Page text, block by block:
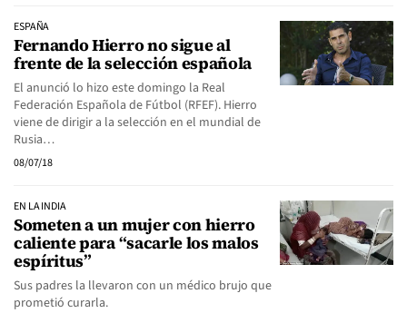
ESPAÑA
Fernando Hierro no sigue al
frente de la selección española
El anunció lo hizo este domingo la Real
Federación Española de Fútbol (RFEF). Hierro
viene de dirigir a la selección en el mundial de
Rusia…
08/07/18
EN LA INDIA
Someten a un mujer con hierro
caliente para “sacarle los malos
espíritus”
Sus padres la llevaron con un médico brujo que
prometió curarla.